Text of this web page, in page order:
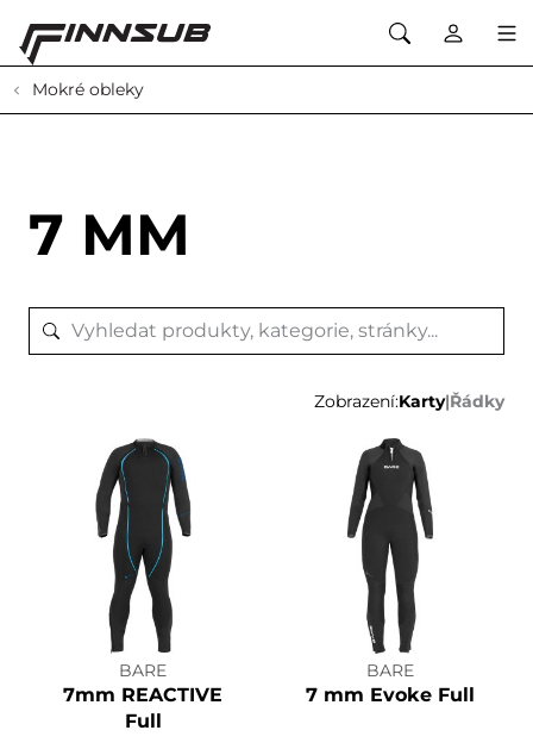
Mokré obleky
7 MM
Zobrazení:Karty|Řádky
BARE
7mm REACTIVE
Full
BARE
7 mm Evoke Full